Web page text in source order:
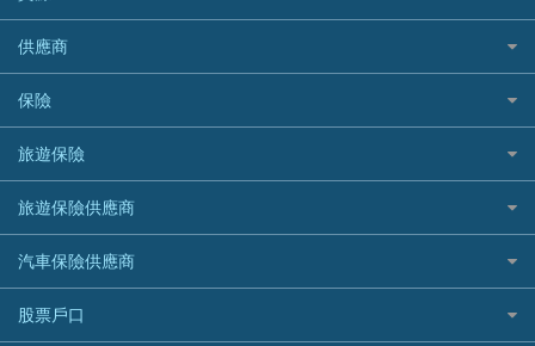
免TU貸款
急借錢
緊急貸款比較
最佳小額貸款比較
易批必批貸款
24小時貸款
最佳循環貸款
CreFIT 維信
DBS 星展銀行
DSB 大新銀行
HSBC 滙豐銀行貸款
K Cash 貸款
Mox 銀行
National Resources 中潤物業按揭
循環貸款教學
個人化貸款產品推介 🔥全新
債務重組一覽
供樓利息扣稅
最佳貸款app
公司信用卡
電子錢包信用卡
日本遊信用卡攻略
韓國遊信用卡攻略
台灣遊信用卡攻略
機場貴賓室信用卡
銀聯信用卡
AE美國運通
DBS星展銀行
HSBC滙豐銀行
Mox
信銀國際
大新銀行
恒生銀行
Standard Chartered渣打銀行
Black Friday優惠
淘寶付款方式
一田購物優惠日
SOGO感謝祭
HKTVmall優惠碼
交稅優惠
酒店優惠碼
機票優惠碼
供應商
八達通自動增值信用卡
保險
旅遊保險
汽車保險
家居保險
家傭保險
寵物保險
定期人壽保險
旅遊保險
日本旅遊保險及資訊
泰國旅遊保險及資訊
台灣旅遊保險及資訊
韓國旅遊保險及資訊
歐洲旅遊保險及資訊
旅遊保險供應商
AXA 安盛
AIG 美亞
Allianz 安聯
汽車保險供應商
大新汽車保險
股票戶口